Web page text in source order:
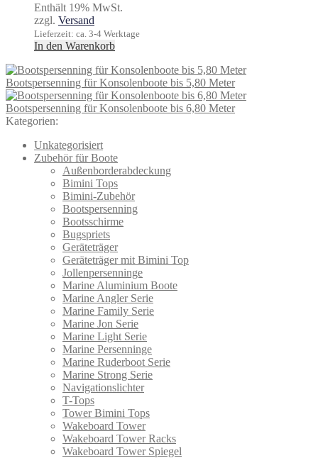
Enthält 19% MwSt.
zzgl. Versand
Lieferzeit: ca. 3-4 Werktage
In den Warenkorb
Bootspersenning für Konsolenboote bis 5,80 Meter
Bootspersenning für Konsolenboote bis 6,80 Meter
Kategorien:
Unkategorisiert
Zubehör für Boote
Außenborderabdeckung
Bimini Tops
Bimini-Zubehör
Bootspersenning
Bootsschirme
Bugspriets
Geräteträger
Geräteträger mit Bimini Top
Jollenpersenninge
Marine Aluminium Boote
Marine Angler Serie
Marine Family Serie
Marine Jon Serie
Marine Light Serie
Marine Persenninge
Marine Ruderboot Serie
Marine Strong Serie
Navigationslichter
T-Tops
Tower Bimini Tops
Wakeboard Tower
Wakeboard Tower Racks
Wakeboard Tower Spiegel